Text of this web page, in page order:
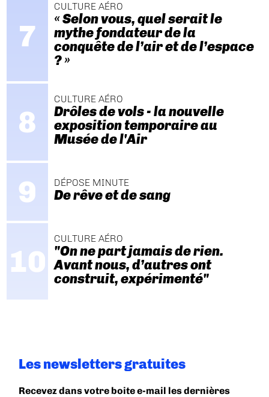
CULTURE AÉRO
« Selon vous, quel serait le
mythe fondateur de la
conquête de l’air et de l’espace
? »
CULTURE AÉRO
Drôles de vols - la nouvelle
exposition temporaire au
Musée de l'Air
DÉPOSE MINUTE
De rêve et de sang
CULTURE AÉRO
"On ne part jamais de rien.
Avant nous, d’autres ont
construit, expérimenté"
Les newsletters gratuites
Recevez dans votre boite e-mail les dernières